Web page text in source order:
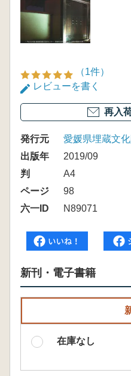
（1件）
レビューを書く
再入
発行元
愛媛県埋蔵文
出版年
2019/09
判
A4
ページ
98
六一ID
N89071
新刊・電子書籍
在庫なし